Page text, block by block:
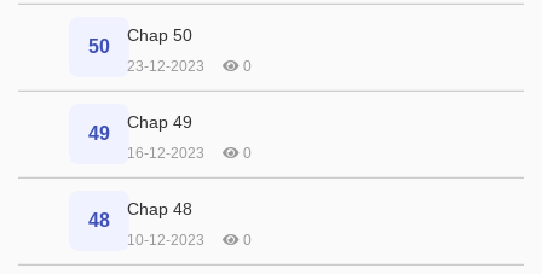
50
Chap 50
23-12-2023 0
49
Chap 49
16-12-2023 0
48
Chap 48
10-12-2023 0